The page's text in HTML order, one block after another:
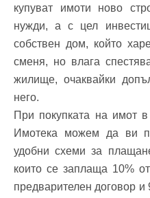
купуват имоти ново
нужди, а с цел
собствен дом, който
сменя, но влага
жилище, очаквайки
него.
При покупката на имот
Имотека можем да ви
удобни схеми за
които се заплаща 10%
предварителен договор